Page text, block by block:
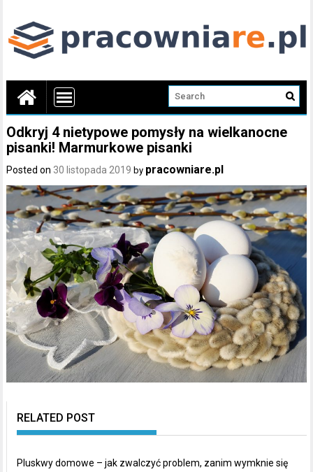
Odkryj 4 nietypowe pomysły na wielkanocne
pisanki! Marmurkowe pisanki
Posted on 30 listopada 2019 by pracowniare.pl
RELATED POST
Pluskwy domowe – jak zwalczyć problem, zanim wymknie się